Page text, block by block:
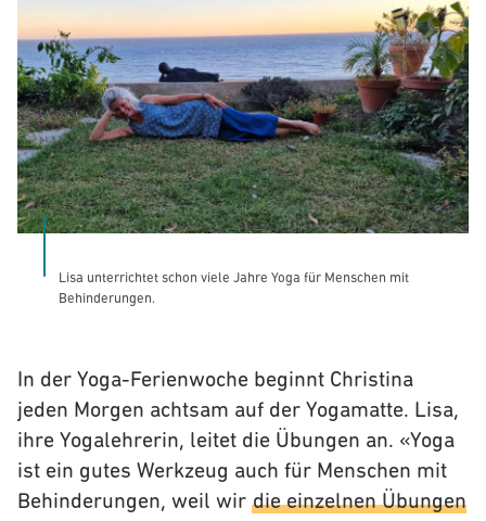
Lisa unterrichtet schon viele Jahre Yoga für Menschen mit
Behinderungen.
In der Yoga-Ferienwoche beginnt Christina
jeden Morgen achtsam auf der Yogamatte. Lisa,
ihre Yogalehrerin, leitet die Übungen an. «Yoga
ist ein gutes Werkzeug auch für Menschen mit
Behinderungen, weil wir die einzelnen Übungen